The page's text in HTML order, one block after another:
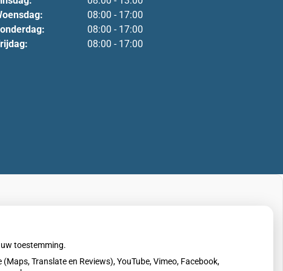
08:00 - 17:00
08:00 - 17:00
08:00 - 17:00
toestemming.
Translate en Reviews), YouTube, Vimeo, Facebook,